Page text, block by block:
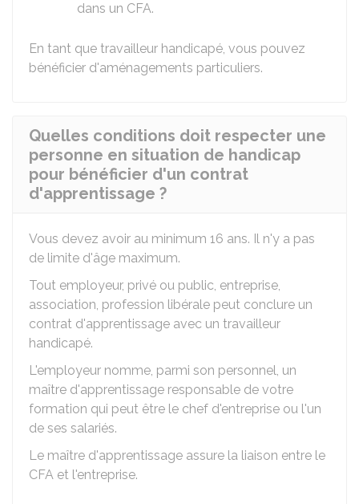
dans un CFA.
En tant que travailleur handicapé, vous pouvez
bénéficier d'aménagements particuliers.
Quelles conditions doit respecter une
personne en situation de handicap
pour bénéficier d'un contrat
d'apprentissage ?
Vous devez avoir au minimum 16 ans. Il n'y a pas
de limite d'âge maximum.
Tout employeur, privé ou public, entreprise,
association, profession libérale peut conclure un
contrat d'apprentissage avec un travailleur
handicapé.
L'employeur nomme, parmi son personnel, un
maître d'apprentissage responsable de votre
formation qui peut être le chef d'entreprise ou l'un
de ses salariés.
Le maître d'apprentissage assure la liaison entre le
CFA et l'entreprise.